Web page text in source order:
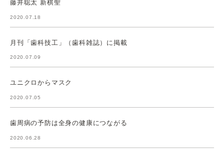
藤井聡太 新棋聖
2020.07.18
月刊「歯科技工」（歯科雑誌）に掲載
2020.07.09
ユニクロからマスク
2020.07.05
歯周病の予防は全身の健康につながる
2020.06.28